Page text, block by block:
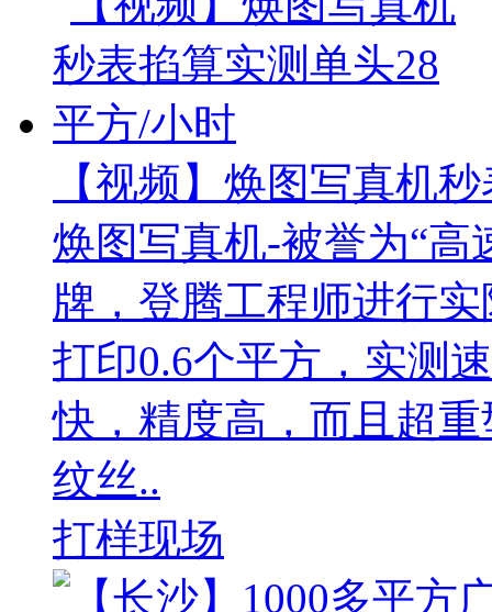
【视频】焕图写真机
焕图写真机-被誉为“高
牌，登腾工程师进行
打印0.6个平方，实测
快，精度高，而且超
纹丝..
打样现场